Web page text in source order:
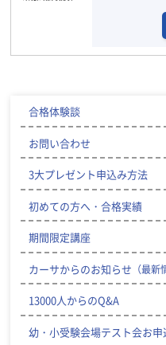
合格体験談
お問い合わせ
3大プレゼント申込み方法
初めての方へ・合格実績
期間限定講座
カーサからのお知らせ （最新
13000人からのQ&A
幼・小受験会場テスト会お申